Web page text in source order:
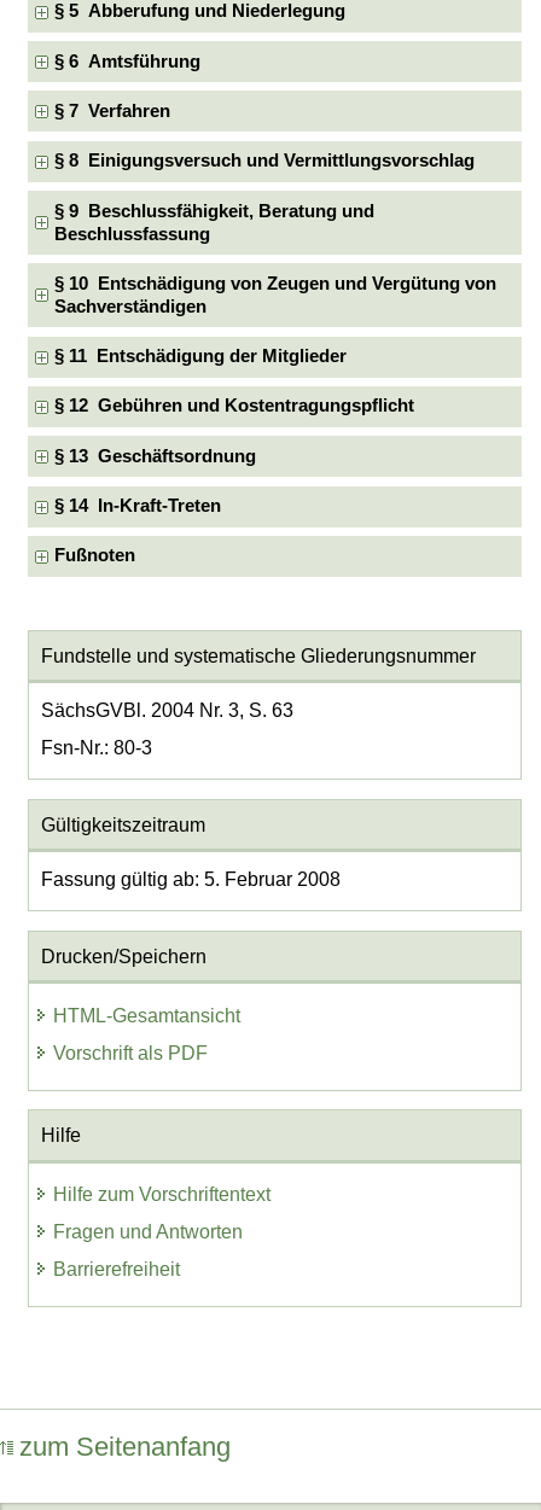
§ 5 Abberufung und Niederlegung
§ 6 Amtsführung
§ 7 Verfahren
§ 8 Einigungsversuch und Vermittlungsvorschlag
§ 9 Beschlussfähigkeit, Beratung und
Beschlussfassung
§ 10 Entschädigung von Zeugen und Vergütung von
Sachverständigen
§ 11 Entschädigung der Mitglieder
§ 12 Gebühren und Kostentragungspflicht
§ 13 Geschäftsordnung
§ 14 In-Kraft-Treten
Fußnoten
Fundstelle und systematische Gliederungsnummer
SächsGVBl. 2004 Nr. 3, S. 63
Fsn-Nr.: 80-3
Gültigkeitszeitraum
Fassung gültig ab: 5. Februar 2008
Drucken/Speichern
HTML-Gesamtansicht
Vorschrift als PDF
Hilfe
Hilfe zum Vorschriftentext
Fragen und Antworten
Barrierefreiheit
zum Seitenanfang